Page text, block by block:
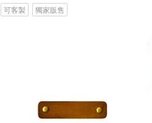
可客製 獨家販售